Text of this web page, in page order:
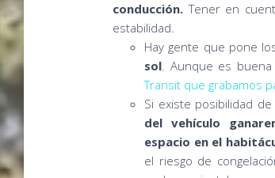
conducción.Tener en
estabilidad.
Hay gente que pone
sol. Aunque es
Transit que grabamos
Si existe posibilidad de
del vehículo
espacio en el
el riesgo de